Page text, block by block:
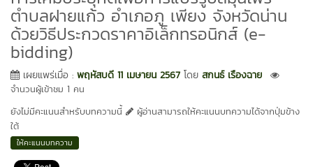
ตำบลฝายแก้ว อำเภอภู เพียง จังหวัดน่าน
ด้วยวิธีประกวดราคาอิเล็กทรอนิกส์ (e-
bidding)
เผยแพร่เมื่อ : พฤหัสบดี 11 เมษายน 2567 โดย สกนธ์ เรืองฉาย
จำนวนผู้เข้าชม 1 คน
ยังไม่มีคะแนนสำหรับบทความนี้
ผู้อ่านสามารถให้คะแนนบทความได้จากปุ่มข้าง
ใต้
ให้คะแนนบทความ